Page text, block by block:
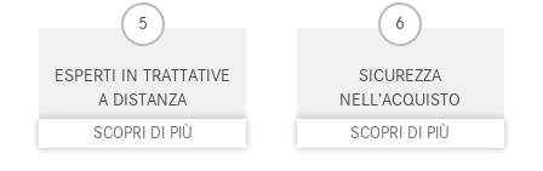
Regolazione elettrica sedili
Riconoscimento dei segnali
Schermo multifunzione
interamente digitale
Sedili riscaldati
Sedili sportivi Sensore di luce
5
ESPERTI IN TRATTATIVE
A DISTANZA
SCOPRI DI PIÙ
6
SICUREZZA
NELL’ACQUISTO
SCOPRI DI PIÙ